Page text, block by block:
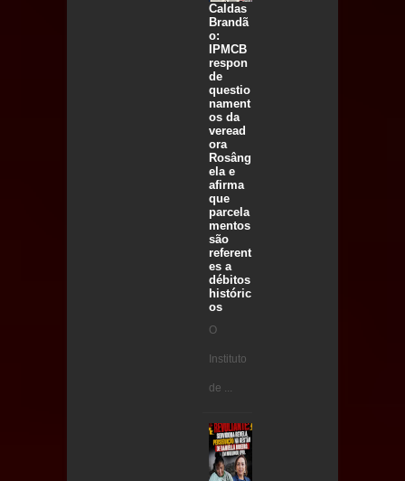
Caldas
Brandã
o:
IPMCB
respon
de
questio
nament
os da
veread
ora
Rosâng
ela e
afirma
que
parcela
mentos
são
referent
es a
débitos
históric
os
O
Instituto
de ...